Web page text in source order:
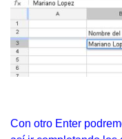
Con otro Enter